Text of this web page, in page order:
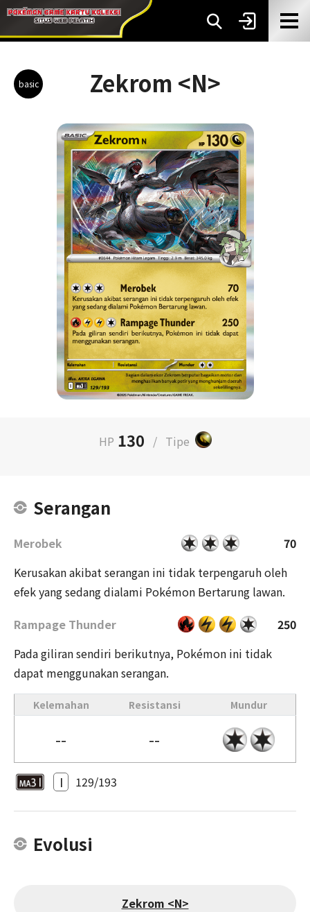
basic Zekrom <N>
HP 130 / Tipe
Serangan
Merobek
70
Kerusakan akibat serangan ini tidak terpengaruh oleh
efek yang sedang dialami Pokémon Bertarung lawan.
Rampage Thunder
250
Pada giliran sendiri berikutnya, Pokémon ini tidak
dapat menggunakan serangan.
Kelemahan Resistansi Mundur
-- --
I 129/193
Evolusi
Zekrom <N>